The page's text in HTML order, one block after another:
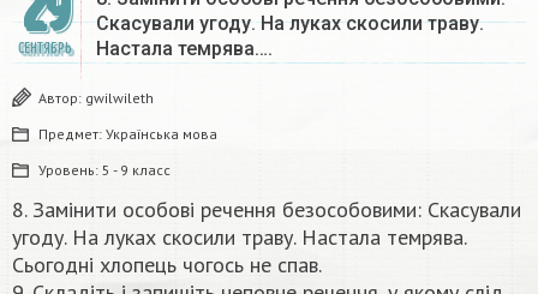
СЕНТЯБРЬ
Скасували угоду. На луках скосили траву.
Настала темрява….
Автор: gwilwileth
Предмет: Українська мова
Уровень: 5 - 9 класс
8. Замінити особові речення безособовими: Скасували
угоду. На луках скосили траву. Настала темрява.
Сьогодні хлопець чогось не спав.